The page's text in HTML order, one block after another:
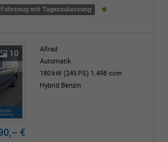
Fahrzeug mit Tageszulassung
10
Allrad
Automatik
180 kW (245 PS) 1.498 ccm
Hybrid Benzin
€